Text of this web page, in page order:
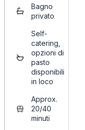
Bagno
privato
Self-
catering,
opzioni di
pasto
disponibili
in loco
Approx.
20/40
minuti